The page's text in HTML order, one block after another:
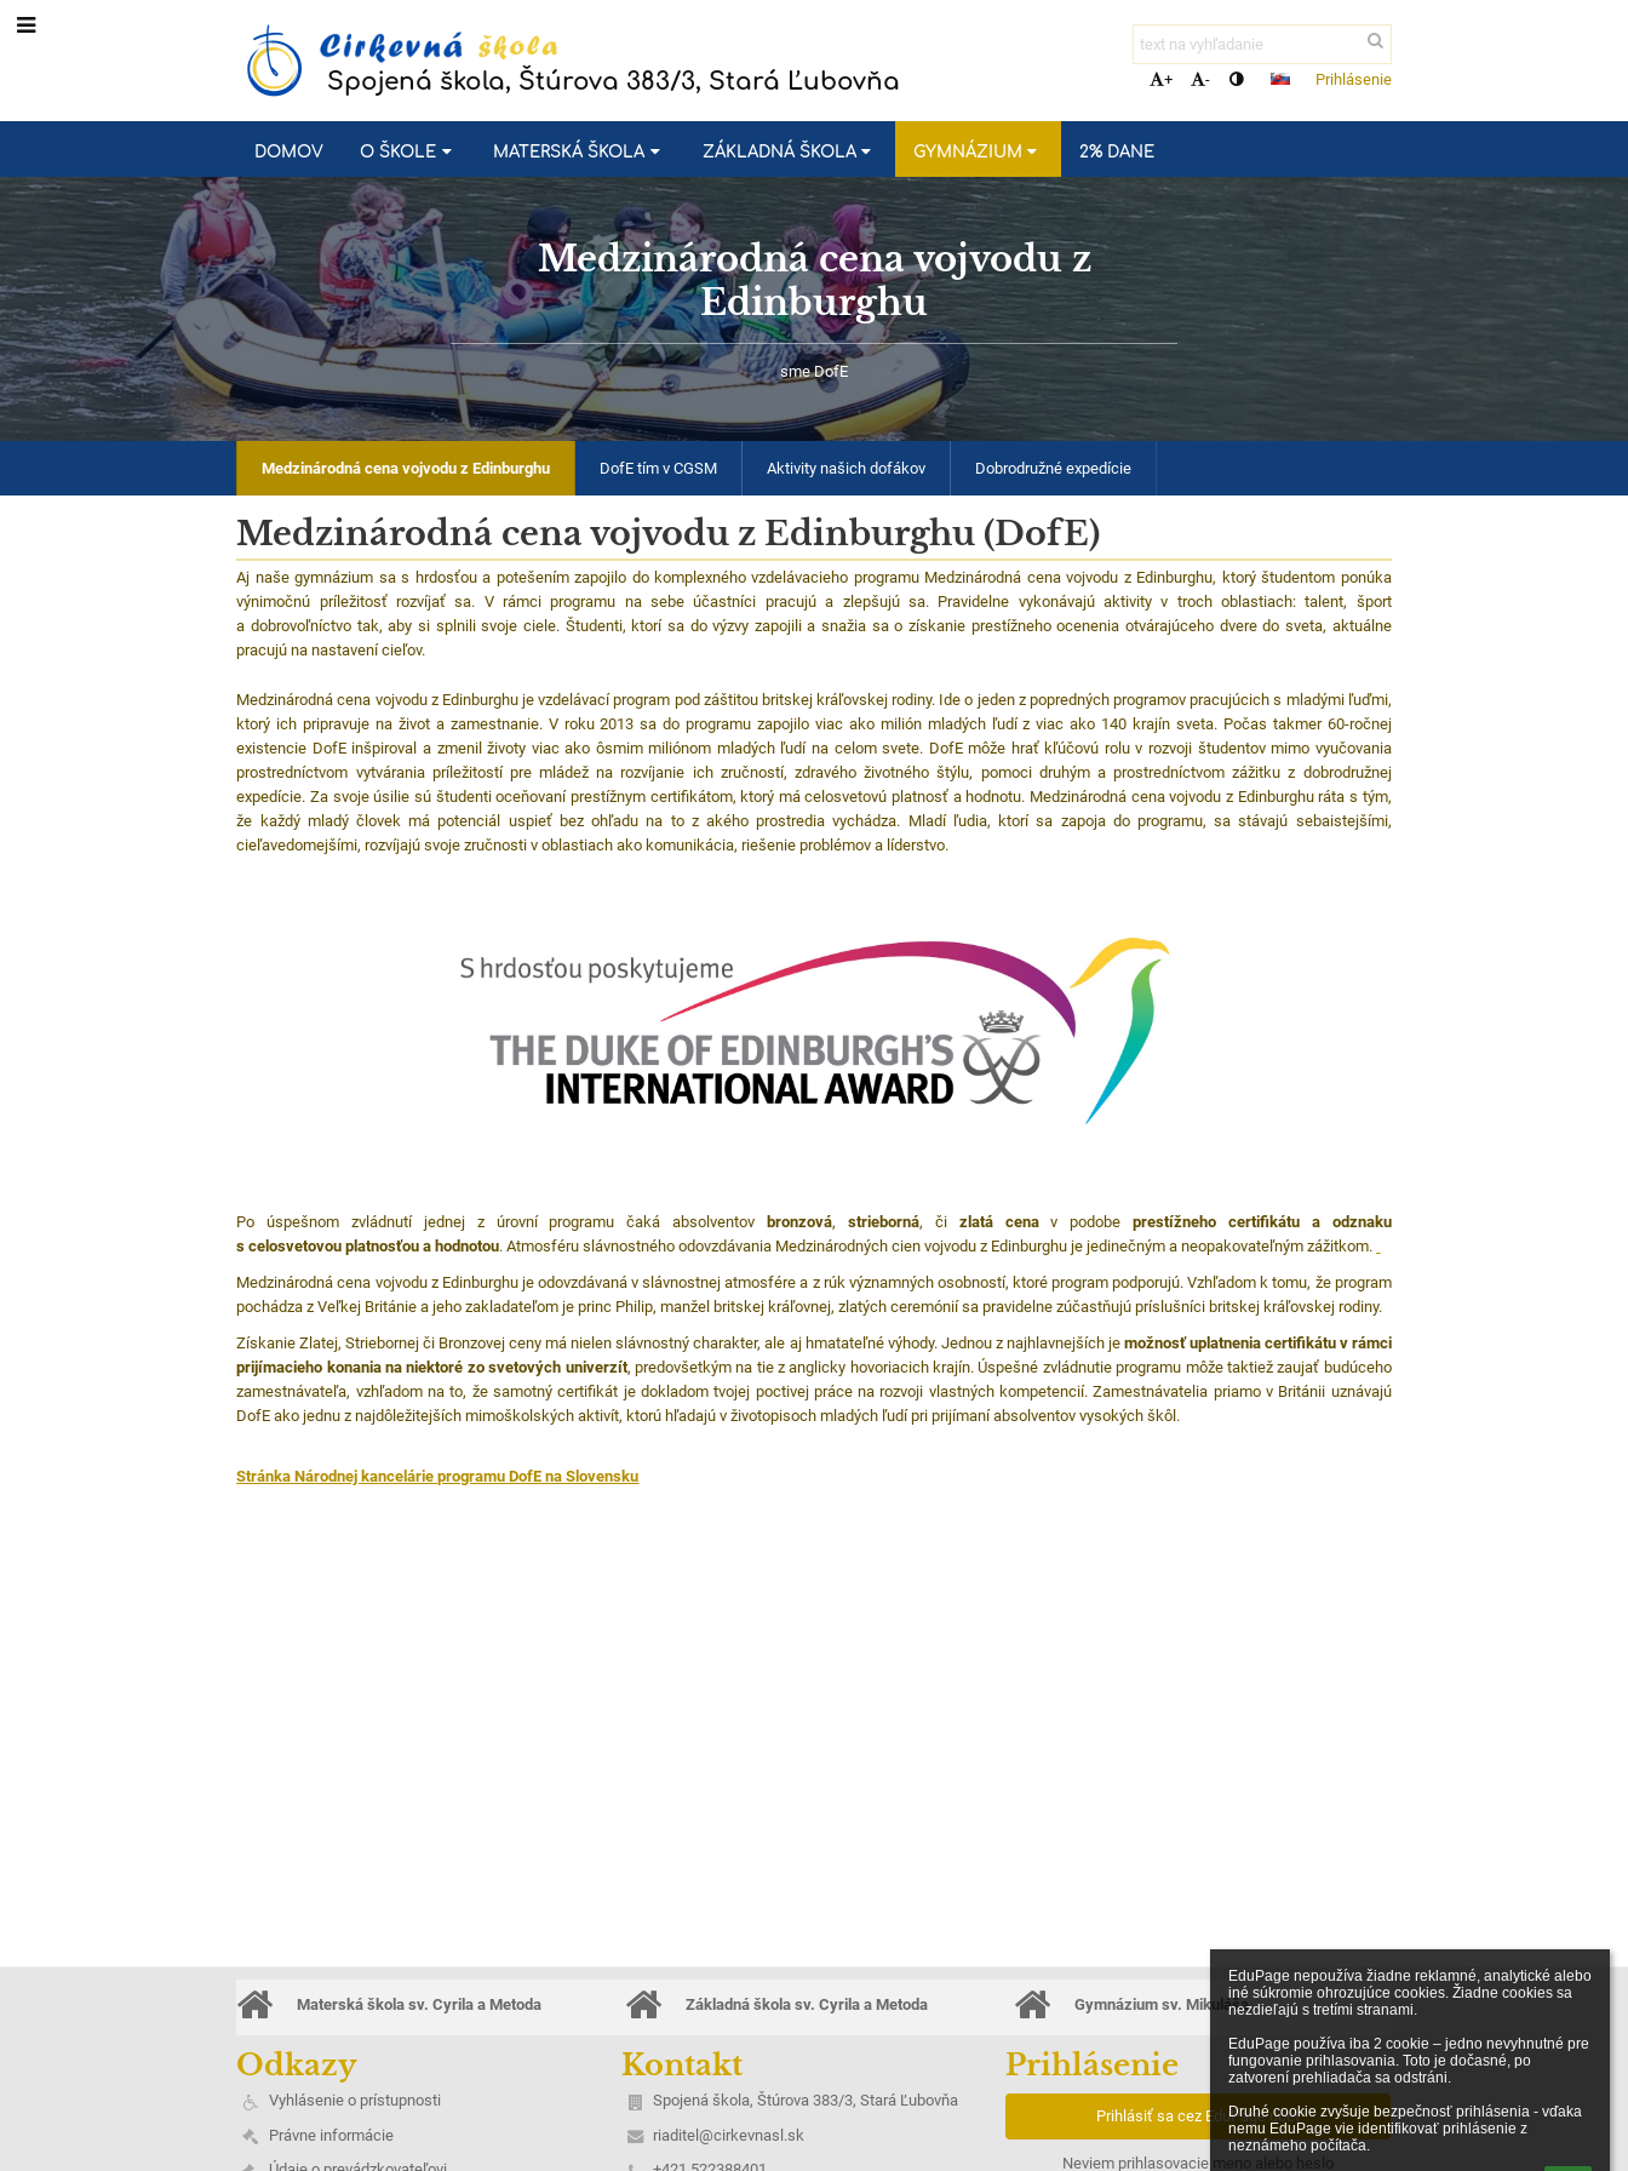
EduPage nepoužíva žiadne reklamné, analytické alebo
iné súkromie ohrozujúce cookies. Žiadne cookies sa
nezdieľajú s tretími stranami.
EduPage používa iba 2 cookie – jedno nevyhnutné pre
fungovanie prihlasovania. Toto je dočasné, po
zatvorení prehliadača sa odstráni.
Druhé cookie zvyšuje bezpečnosť prihlásenia - vďaka
nemu EduPage vie identifikovať prihlásenie z
neznámeho počítača.
Spojená škola, Štúrova 383/3, Stará Ľubovňa + - Prihlásenie
DOMOV O ŠKOLE MATERSKÁ ŠKOLA ZÁKLADNÁ ŠKOLA GYMNÁZIUM 2% DANE
Medzinárodná cena vojvodu z
Edinburghu
sme DofE
Medzinárodná cena vojvodu z Edinburghu DofE tím v CGSM Aktivity našich dofákov Dobrodružné expedície
Medzinárodná cena vojvodu z Edinburghu (DofE)
Aj naše gymnázium sa s hrdosťou a potešením zapojilo do komplexného vzdelávacieho programu Medzinárodná cena vojvodu z Edinburghu, ktorý študentom ponúka
výnimočnú príležitosť rozvíjať sa. V rámci programu na sebe účastníci pracujú a zlepšujú sa. Pravidelne vykonávajú aktivity v troch oblastiach: talent, šport
a dobrovoľníctvo tak, aby si splnili svoje ciele. Študenti, ktorí sa do výzvy zapojili a snažia sa o získanie prestížneho ocenenia otvárajúceho dvere do sveta, aktuálne
pracujú na nastavení cieľov.
Medzinárodná cena vojvodu z Edinburghu je vzdelávací program pod záštitou britskej kráľovskej rodiny. Ide o jeden z popredných programov pracujúcich s mladými ľuďmi,
ktorý ich pripravuje na život a zamestnanie. V roku 2013 sa do programu zapojilo viac ako milión mladých ľudí z viac ako 140 krajín sveta. Počas takmer 60-ročnej
existencie DofE inšpiroval a zmenil životy viac ako ôsmim miliónom mladých ľudí na celom svete. DofE môže hrať kľúčovú rolu v rozvoji študentov mimo vyučovania
prostredníctvom vytvárania príležitostí pre mládež na rozvíjanie ich zručností, zdravého životného štýlu, pomoci druhým a prostredníctvom zážitku z dobrodružnej
expedície. Za svoje úsilie sú študenti oceňovaní prestížnym certifikátom, ktorý má celosvetovú platnosť a hodnotu. Medzinárodná cena vojvodu z Edinburghu ráta s tým,
že každý mladý človek má potenciál uspieť bez ohľadu na to z akého prostredia vychádza. Mladí ľudia, ktorí sa zapoja do programu, sa stávajú sebaistejšími,
cieľavedomejšími, rozvíjajú svoje zručnosti v oblastiach ako komunikácia, riešenie problémov a líderstvo.
Po úspešnom zvládnutí jednej z úrovní programu čaká absolventov bronzová, strieborná, či zlatá cenav podobeprestížneho certifikátu a odznaku
s celosvetovou platnosťou a hodnotou. Atmosféru slávnostného odovzdávania Medzinárodných cien vojvodu z Edinburghu je jedinečným a neopakovateľným zážitkom.
Medzinárodná cena vojvodu z Edinburghu je odovzdávaná v slávnostnej atmosfére a z rúk významných osobností, ktoré program podporujú. Vzhľadom k tomu, že program
pochádza z Veľkej Británie a jeho zakladateľom je princ Philip, manžel britskej kráľovnej, zlatých ceremónií sa pravidelne zúčastňujú príslušníci britskej kráľovskej rodiny.
Získanie Zlatej, Striebornej či Bronzovej ceny má nielen slávnostný charakter, ale aj hmatateľné výhody. Jednou z najhlavnejších je možnosť uplatnenia certifikátu v rámci
prijímacieho konania na niektoré zo svetových univerzít, predovšetkým na tie z anglicky hovoriacich krajín. Úspešné zvládnutie programu môže taktiež zaujať budúceho
zamestnávateľa, vzhľadom na to, že samotný certifikát je dokladom tvojej poctivej práce na rozvoji vlastných kompetencií. Zamestnávatelia priamo v Británii uznávajú
DofE ako jednu z najdôležitejších mimoškolských aktivít, ktorú hľadajú v životopisoch mladých ľudí pri prijímaní absolventov vysokých škôl.
Stránka Národnej kancelárie programu DofE na Slovensku
Materská škola sv. Cyrila a Metoda Základná škola sv. Cyrila a Metoda Gymnázium sv. Mikuláša
Odkazy
Vyhlásenie o prístupnosti
Právne informácie
Kontakt
Spojená škola, Štúrova 383/3, Stará Ľubovňa
riaditel@cirkevnasl.sk
Prihlásenie
Prihlásiť sa cez EduPage účet
Neviem prihlasovacie meno alebo heslo